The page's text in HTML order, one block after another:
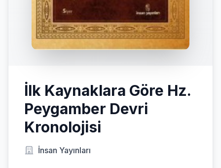
İlk Kaynaklara Göre Hz.
Peygamber Devri
Kronolojisi
İnsan Yayınları